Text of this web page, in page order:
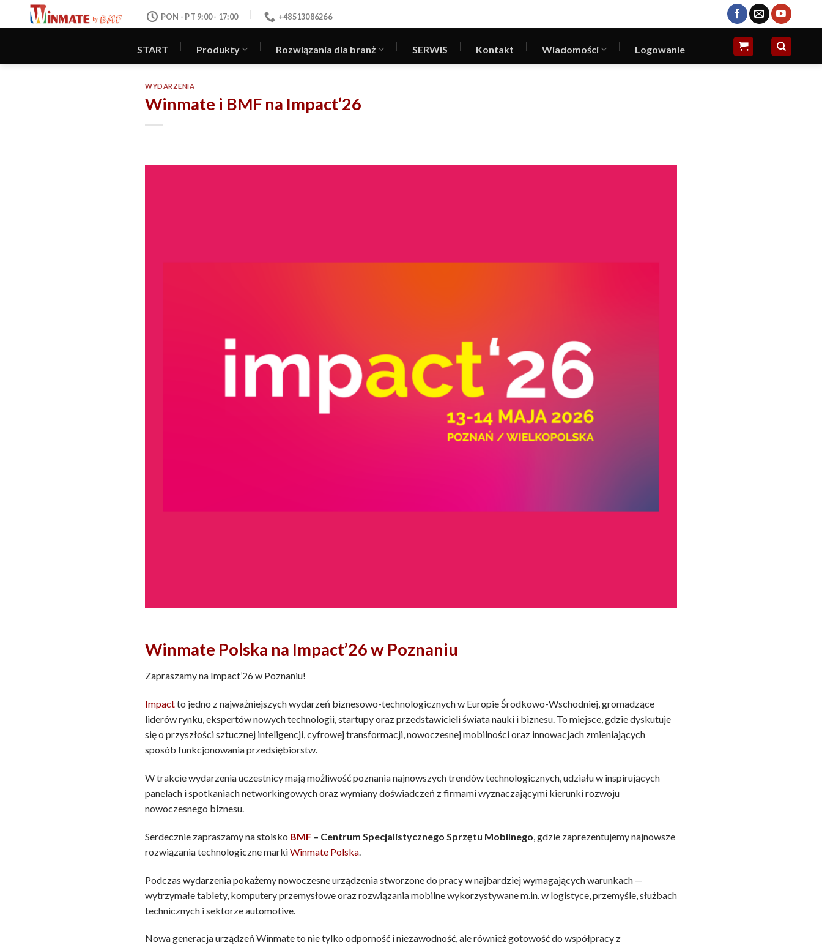
PON - PT 9:00 - 17:00 +48513086266
START Produkty Rozwiązania dla branż SERWIS Kontakt Wiadomości Logowanie
WYDARZENIA
Winmate i BMF na Impact’26
Winmate Polska na Impact’26 w Poznaniu
Zapraszamy na Impact’26 w Poznaniu!
Impactto jedno z najważniejszych wydarzeń biznesowo-technologicznych w Europie Środkowo-Wschodniej, gromadzące
liderów rynku, ekspertów nowych technologii, startupy oraz przedstawicieli świata nauki i biznesu. To miejsce, gdzie dyskutuje
się o przyszłości sztucznej inteligencji, cyfrowej transformacji, nowoczesnej mobilności oraz innowacjach zmieniających
sposób funkcjonowania przedsiębiorstw.
W trakcie wydarzenia uczestnicy mają możliwość poznania najnowszych trendów technologicznych, udziału w inspirujących
panelach i spotkaniach networkingowych oraz wymiany doświadczeń z firmami wyznaczającymi kierunki rozwoju
nowoczesnego biznesu.
Serdecznie zapraszamy na stoisko BMF – Centrum Specjalistycznego Sprzętu Mobilnego, gdzie zaprezentujemy najnowsze
rozwiązania technologiczne markiWinmate Polska.
Podczas wydarzenia pokażemy nowoczesne urządzenia stworzone do pracy w najbardziej wymagających warunkach —
wytrzymałe tablety, komputery przemysłowe oraz rozwiązania mobilne wykorzystywane m.in. w logistyce, przemyśle, służbach
technicznych i sektorze automotive.
Nowa generacja urządzeń Winmate to nie tylko odporność i niezawodność, ale również gotowość do współpracy z